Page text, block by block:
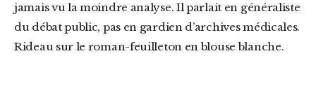
jamais vu la moindre analyse. Il parlait en généraliste
du débat public, pas en gardien d’archives médicales.
Rideau sur le roman-feuilleton en blouse blanche.